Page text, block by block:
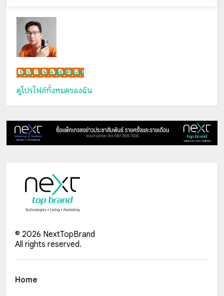
เน็กซ์ วรพล ลิ่มศิริวงศ์
ดูโปรไฟล์ทั้งหมดของฉัน
© 2026 NextTopBrand
All rights reserved.
Home